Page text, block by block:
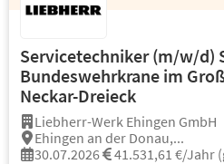
Servicetechniker (m/w/d)
Bundeswehrkrane im
Neckar-Dreieck
Liebherr-Werk Ehingen GmbH
Ehingen an der Donau,...
30.07.2026
41.531,61 €/Jahr